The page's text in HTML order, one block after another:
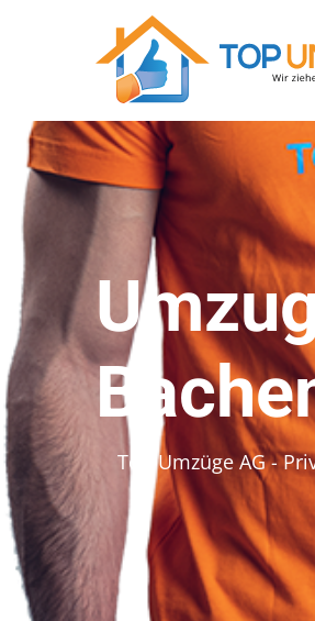
Top Umzüge AG -